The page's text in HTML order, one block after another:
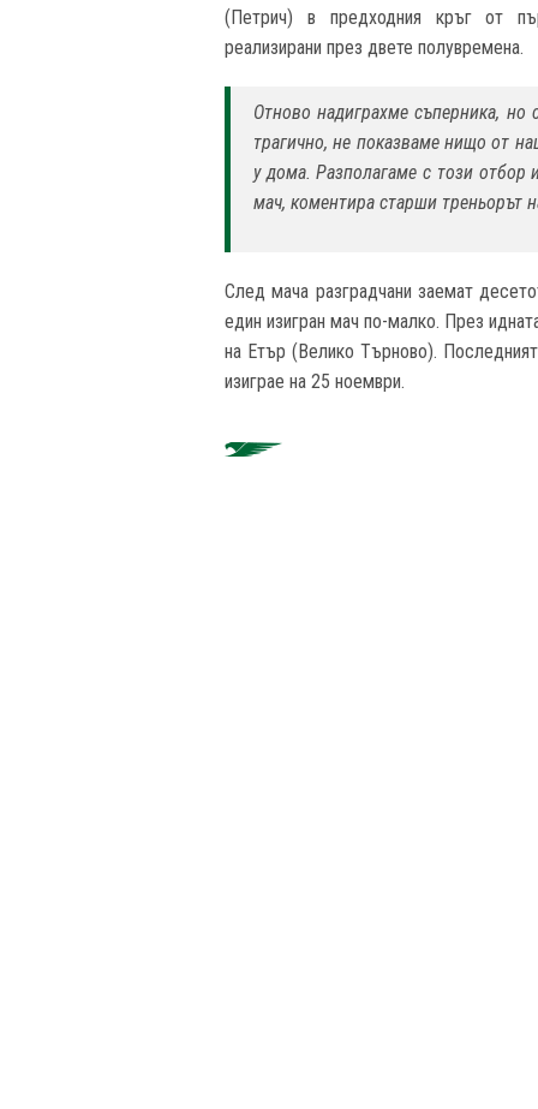
(Петрич) в предходния кръг от
реализирани през двете полувремена.
Отново надиграхме съперника, но
трагично, не показваме нищо от
у дома. Разполагаме с този
мач, коментира старши треньорът
След мача разградчани заемат
един изигран мач по-малко. През
на Етър (Велико Търново).
изиграе на 25 ноември.